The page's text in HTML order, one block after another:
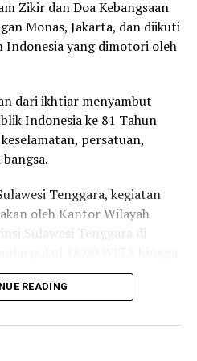
1999.
(3) disebut perbuatan yang
umum tidak merupakan
dan kasus ini terus
preseden buruk bagi
bisa mengalami
bisa kena.
menyatakan sikap:
menghentikan penyelidikan
Zikir dan Doa Kebangsaan
Monas, Jakarta, dan diikuti
Indonesia yang dimotori oleh
dari ikhtiar menyambut
Indonesia ke 81 Tahun
persatuan,
Tenggara, kegiatan
oleh Kantor Wilayah
Sulawesi Tenggara di
Kehadiran mereka
agama di Indonesia
READING